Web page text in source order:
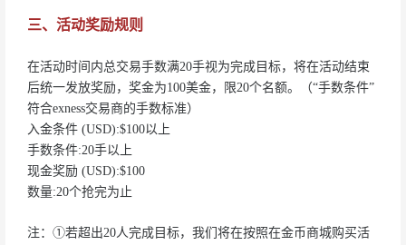
三、活动奖励规则
在活动时间内总交易手数满20手视为完成目标，将在活动结束
后统一发放奖励，奖金为100美金，限20个名额。（“手数条件”
符合exness交易商的手数标准）
入金条件 (USD):$100以上
手数条件:20手以上
现金奖励 (USD):$100
数量:20个抢完为止
注：①若超出20人完成目标，我们将在按照在金币商城购买活